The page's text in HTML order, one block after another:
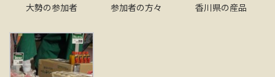
大勢の参加者 参加者の方々 香川県の産品